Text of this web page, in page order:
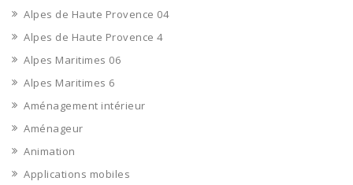
Alpes de Haute Provence 04
Alpes de Haute Provence 4
Alpes Maritimes 06
Alpes Maritimes 6
Aménagement intérieur
Aménageur
Animation
Applications mobiles